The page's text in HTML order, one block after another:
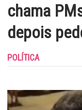
chama
depois
POLÍTICA